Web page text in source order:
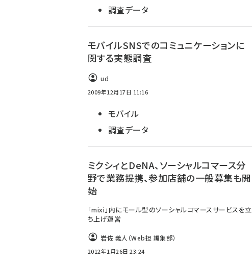
調査データ
モバイルSNSでのコミュニケーションに
関する実態調査
ud
2009年12月17日 11:16
モバイル
調査データ
ミクシィとDeNA、ソーシャルコマース分
野で業務提携、参加店舗の一般募集も開
始
「mixi」内にモール型のソーシャルコマースサービスを立
ち上げ運営
岩佐 義人（Web担 編集部）
2012年1月26日 23:24